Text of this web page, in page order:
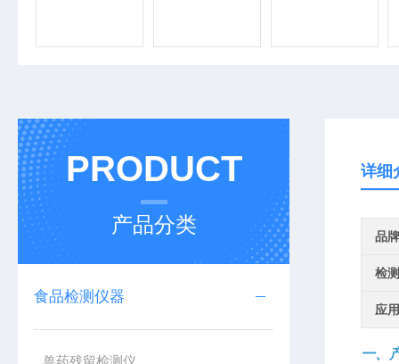
PRODUCT
产品分类
食品检测仪器
兽药残留检测仪
详细
品牌
检
应
一、